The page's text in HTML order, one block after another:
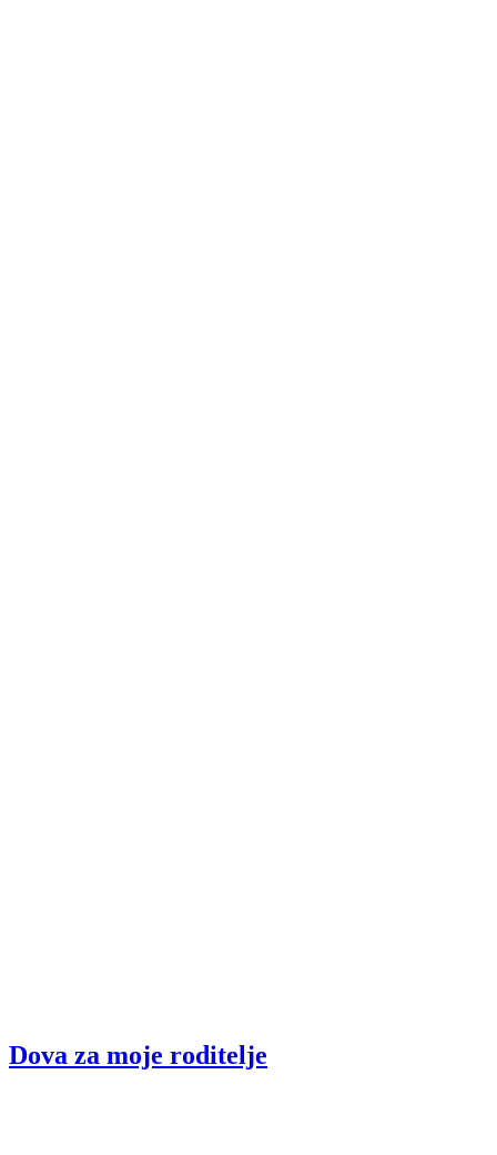
Dova za moje roditelje